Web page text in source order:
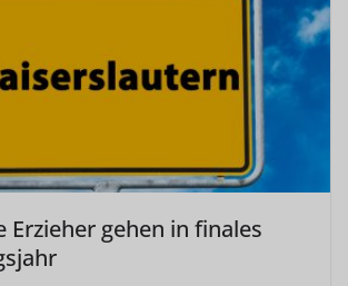
Erzieher gehen in finales